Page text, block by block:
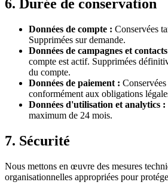
6. Durée de conservation
Données de compte : Conservées
Supprimées sur demande.
Données de campagnes et
compte est actif. Supprimées
du compte.
Données de paiement :
conformément aux obligations
Données d'utilisation et analytics :
maximum de 24 mois.
7. Sécurité
Nous mettons en œuvre des mesures
organisationnelles appropriées pour